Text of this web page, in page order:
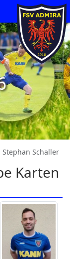
Stephan Schaller
Karten